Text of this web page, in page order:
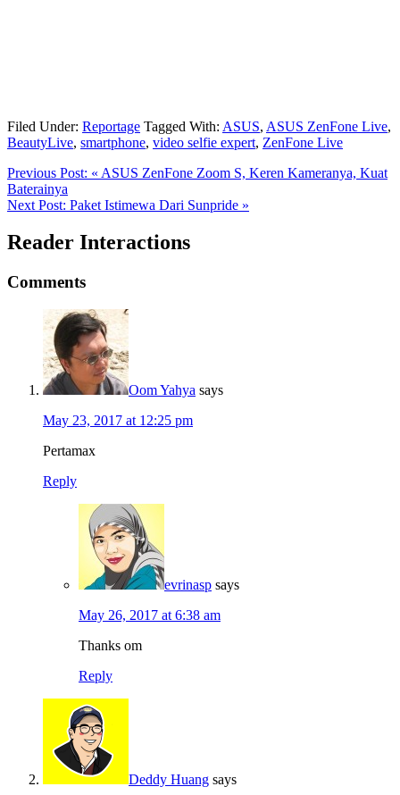
Filed Under: Reportage Tagged With: ASUS, ASUS ZenFone Live,
BeautyLive, smartphone, video selfie expert, ZenFone Live
Previous Post: « ASUS ZenFone Zoom S, Keren Kameranya, Kuat
Baterainya
Next Post: Paket Istimewa Dari Sunpride »
Reader Interactions
Comments
Oom Yahya says
May 23, 2017 at 12:25 pm
Pertamax
Reply
evrinasp says
May 26, 2017 at 6:38 am
Thanks om
Reply
Deddy Huang says